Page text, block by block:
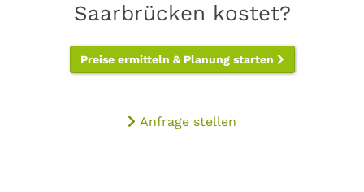
Saarbrücken kostet?
Preise ermitteln & Planung starten
Anfrage stellen